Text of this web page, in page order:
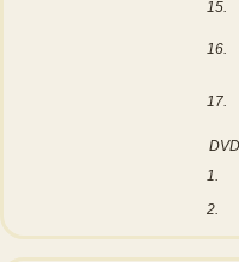
15.
16.
17.
1.
2.